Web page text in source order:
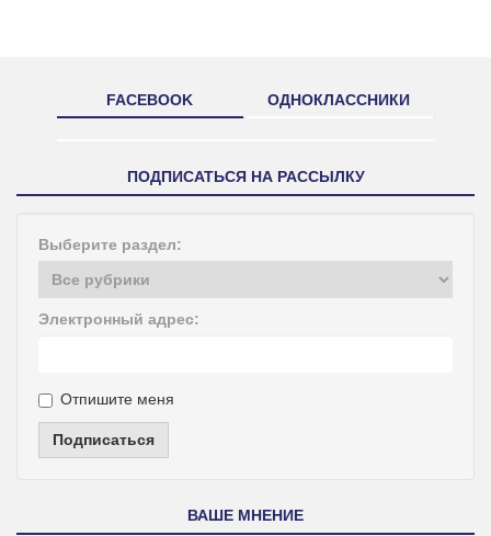
FACEBOOK ОДНОКЛАССНИКИ
ПОДПИСАТЬСЯ НА РАССЫЛКУ
Выберите раздел:
Электронный адрес:
Отпишите меня
Подписаться
ВАШЕ МНЕНИЕ